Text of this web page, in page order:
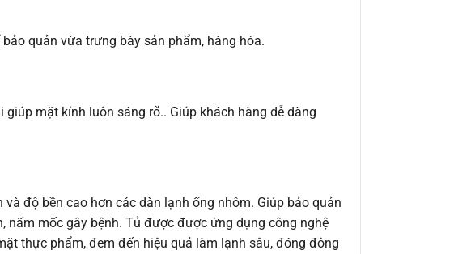
quản vừa trưng bày sản phẩm, hàng hóa.
mặt kính luôn sáng rõ.. Giúp khách hàng dễ dàng
độ bền cao hơn các dàn lạnh ống nhôm. Giúp bảo quản
mốc gây bệnh. Tủ được được ứng dụng công nghệ
thực phẩm, đem đến hiệu quả làm lạnh sâu, đóng đông